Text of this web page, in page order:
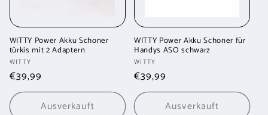
e
:
WITTY Power Akku Schoner
türkis mit 2 Adaptern
Anbieter:
WITTY
Normaler
Preis
€39,99
Ausverkauft
WITTY Power Akku Schoner für
Handys ASO schwarz
Anbieter:
WITTY
Normaler
Preis
€39,99
Ausverkauft